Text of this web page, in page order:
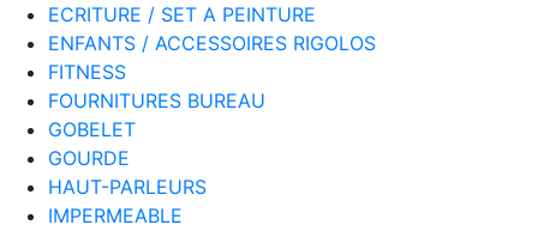
ECRITURE / SET A PEINTURE
ENFANTS / ACCESSOIRES RIGOLOS
FITNESS
FOURNITURES BUREAU
GOBELET
GOURDE
HAUT-PARLEURS
IMPERMEABLE